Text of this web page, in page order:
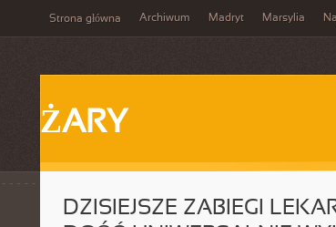
Strona główna Archiwum Madryt Marsylia
ŻARY
DZISIEJSZE ZABIEGI